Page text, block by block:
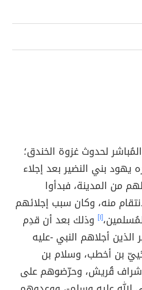
لحدوث غزوة الخندق؛
يهود بني النضير بعد إجلاء
من المدينة، فبدأوا
منه، وكان سبب إجلائهم
[١] وذلك بعد أن قدِم
أجلاهم النبي -عليه
بن أخطب، وسلام بن
قُريش، وحرّضوهم على